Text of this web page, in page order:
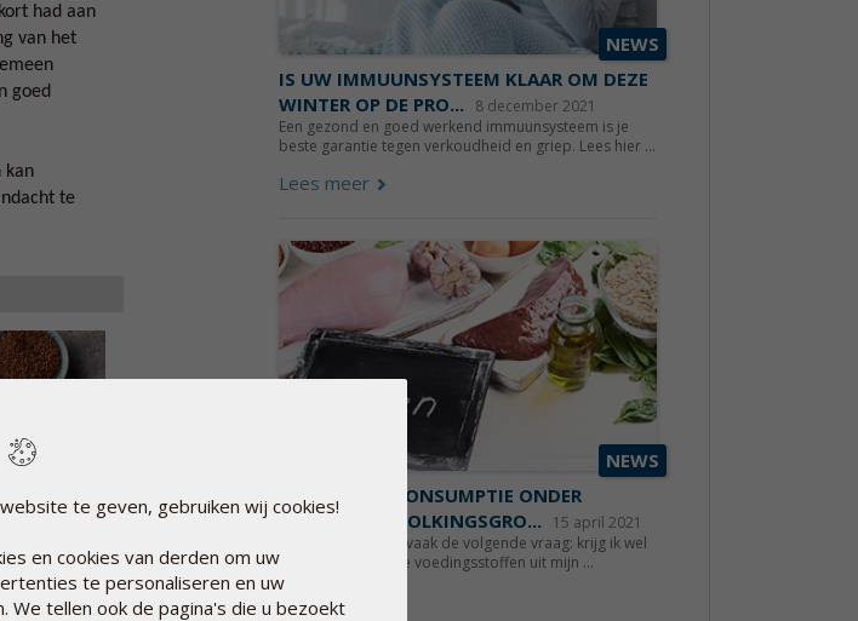
had aan
van het
goed
kan
te
NEWS
IS UW IMMUUNSYSTEEM KLAAR OM DEZE
WINTER OP DE PRO...
8 december 2021
Een gezond en goed werkend immuunsysteem is je
beste garantie tegen verkoudheid en griep. Lees hier ...
Lees meer
NEWS
LAGE SELEENCONSUMPTIE ONDER
BEPAALDE BEVOLKINGSGRO...
15 april 2021
We stellen onszelf vaak de volgende vraag: krijg ik wel
genoeg belangrijke voedingsstoffen uit mijn ...
Lees meer
te geven, gebruiken wij cookies!
en cookies van derden om uw
te personaliseren en uw
tellen ook de pagina's die u bezoekt